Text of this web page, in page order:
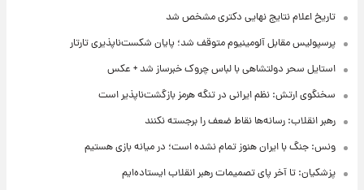
تاریخ اعلام نتایج نهایی دکتری مشخص شد
پرسپولیس مقابل آلومینیوم متوقف شد؛ پایان شکست‌ناپذیری تارتار
استایل سحر دولتشاهی با لباس چروک خبرساز شد + عکس
سخنگوی ارتش: نظم ایرانی در تنگه هرمز بازگشت‌ناپذیر است
رهبر انقلاب: رسانه‌ها نقاط ضعف را برجسته نکنند
ونس: جنگ با ایران هنوز تمام نشده است؛ در میانه بازی هستیم
پزشکیان: تا آخر پای تصمیمات رهبر انقلاب ایستاده‌ایم